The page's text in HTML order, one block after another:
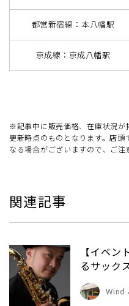
都営新宿線：本八幡駅
京成線：京成八幡駅
※記事中に販売価格、在庫状況が
更新時点のものとなります。店
なる場合がございますので、ご注
関連記事
【イベ
るサック
Wind